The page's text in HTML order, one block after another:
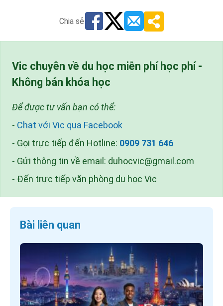
Chia sẻ
Vic chuyên về du học miễn phí học phí -
Không bán khóa học
Để được tư vấn bạn có thể:
- Chat với Vic qua Facebook
- Gọi trực tiếp đến Hotline: 0909 731 646
- Gửi thông tin về email: duhocvic@gmail.com
- Đến trực tiếp văn phòng du học Vic
Bài liên quan